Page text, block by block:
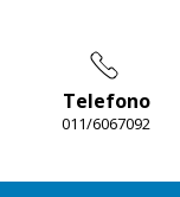
Telefono
011/6067092
of